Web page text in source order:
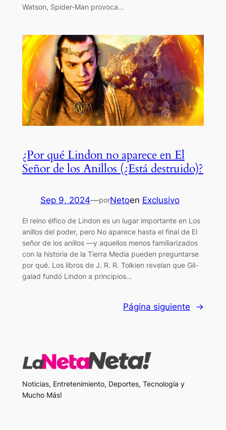
Watson, Spider-Man provoca…
¿Por qué Lindon no aparece en El
Señor de los Anillos (¿Está destruido)?
Sep 9, 2024—porNetoen Exclusivo
El reino élfico de Lindon es un lugar importante en Los
anillos del poder, pero No aparece hasta el final de El
señor de los anillos —y aquellos menos familiarizados
con la historia de la Tierra Media pueden preguntarse
por qué. Los libros de J. R. R. Tolkien revelan que Gil-
galad fundó Lindon a principios…
Página siguiente →
Noticias, Entretenimiento, Deportes, Tecnología y
Mucho Más!